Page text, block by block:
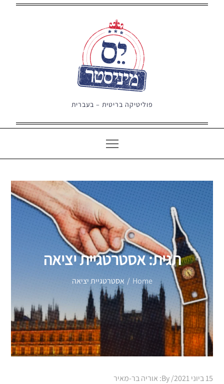
פוליטיקה בריטית – בעברית
תגית:אסטרטגיית יציאה
Home אסטרטגיית יציאה
Posted
15 ביוני 2021 By: אוריה בר-מאיר